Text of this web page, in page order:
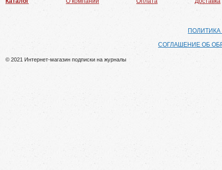
СОГЛАШЕНИЕ ОБ
© 2021 Интернет-магазин подписки на журналы